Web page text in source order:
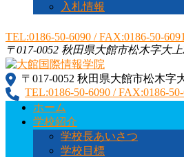
入札情報
TEL:0186-50-6090 / FAX:0186-50-6091
〒017-0052 秋田県大館市松木字大
大館国際情報学院
秋田県大館市に位置する秋田県北地
です
〒017-0052 秋田県大館市松木字
TEL:0186-50-6090 / FAX:0186-50-
ホーム
学校紹介
学校長あいさつ
学校目標